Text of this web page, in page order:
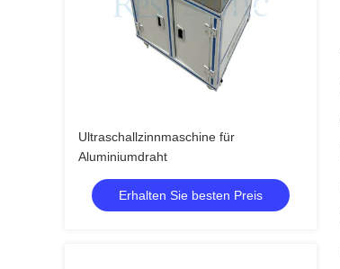
Ultraschallzinnmaschine für
Aluminiumdraht
Erhalten Sie besten Preis